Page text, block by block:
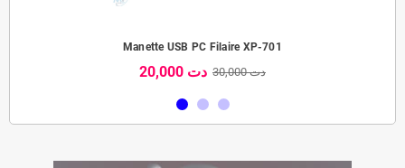
Manette USB PC Filaire XP-701
20,000 دت 30,000 دت